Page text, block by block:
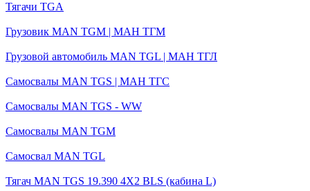
Тягачи TGA
Грузовик MAN TGM | МАН ТГМ
Грузовой автомобиль MAN TGL | MАН ТГЛ
Самосвалы MAN TGS | МАН ТГС
Самосвалы MAN TGS - WW
Самосвалы MAN TGM
Самосвал MAN TGL
Тягач MAN TGS 19.390 4X2 BLS (кабина L)